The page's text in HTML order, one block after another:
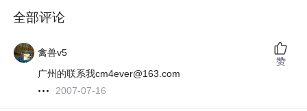
全部评论
禽兽v5
广州的联系我cm4ever@163.com
2007-07-16
赞